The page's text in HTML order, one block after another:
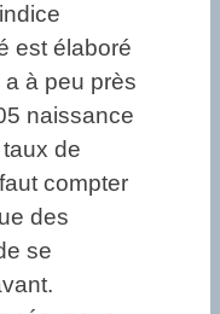
est élaboré
a à peu près
naissance
de
compter
des
se